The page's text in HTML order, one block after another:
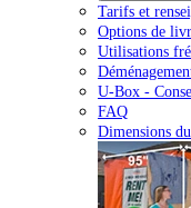
Tarifs et
Options de
Utilisations
U-Box -
FAQ
Dimensions